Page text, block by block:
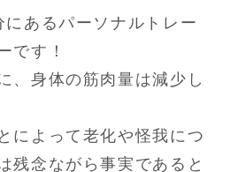
にあるパーソナルトレー
です！
、身体の筋肉量は減少し
によって老化や怪我につ
残念ながら事実であると